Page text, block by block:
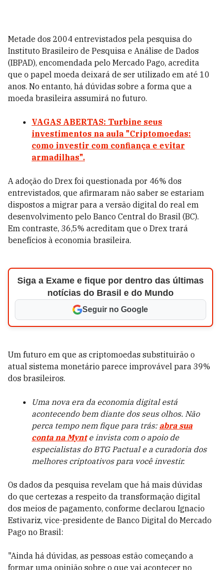
Metade dos 2004 entrevistados pela pesquisa do
Instituto Brasileiro de Pesquisa e Análise de Dados
(IBPAD), encomendada pelo Mercado Pago, acredita
que o papel moeda deixará de ser utilizado em até 10
anos. No entanto, há dúvidas sobre a forma que a
moeda brasileira assumirá no futuro.
VAGAS ABERTAS: Turbine seus
investimentos na aula "Criptomoedas:
como investir com confiança e evitar
armadilhas".
A adoção do Drex foi questionada por 46% dos
entrevistados, que afirmaram não saber se estariam
dispostos a migrar para a versão digital do real em
desenvolvimento pelo Banco Central do Brasil (BC).
Em contraste, 36,5% acreditam que o Drex trará
benefícios à economia brasileira.
Siga a Exame e fique por dentro das últimas
notícias do Brasil e do Mundo
Seguir no Google
Um futuro em que as criptomoedas substituirão o
atual sistema monetário parece improvável para 39%
dos brasileiros.
Uma nova era da economia digital está
acontecendo bem diante dos seus olhos. Não
perca tempo nem fique para trás: abra sua
conta na Mynte invista com o apoio de
especialistas do BTG Pactual e a curadoria dos
melhores criptoativos para você investir.
Os dados da pesquisa revelam que há mais dúvidas
do que certezas a respeito da transformação digital
dos meios de pagamento, conforme declarou Ignacio
Estivariz, vice-presidente de Banco Digital do Mercado
Pago no Brasil:
"Ainda há dúvidas, as pessoas estão começando a
formar uma opinião sobre o que vai acontecer no